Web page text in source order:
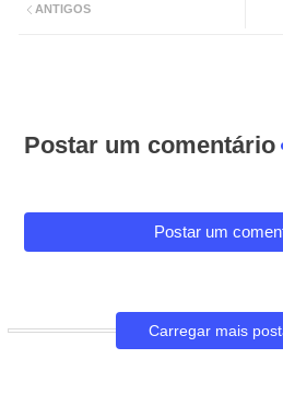
ANTIGOS
Postar um comentário
Postar um
Carregar mais